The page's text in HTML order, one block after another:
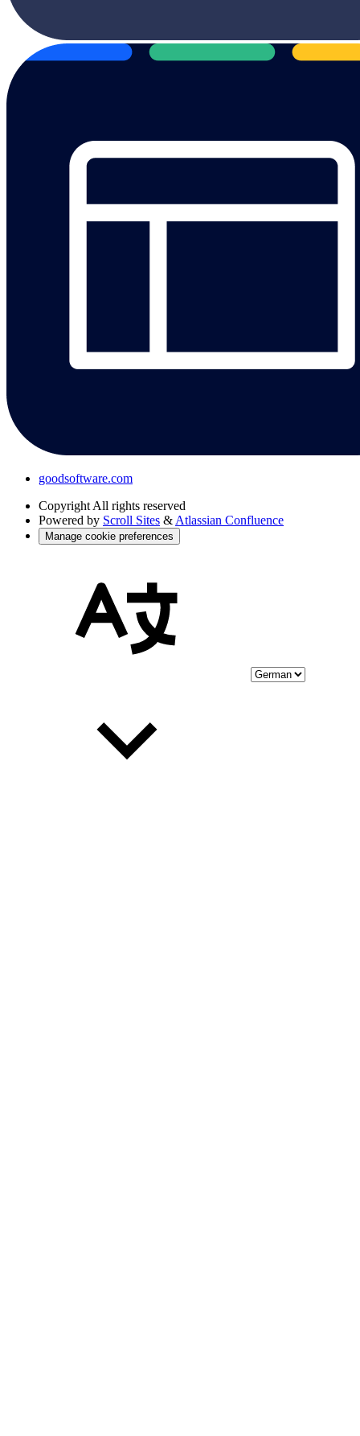
goodsoftware.com
Copyright All rights reserved
Powered by Scroll Sites & Atlassian Confluence
Manage cookie preferences